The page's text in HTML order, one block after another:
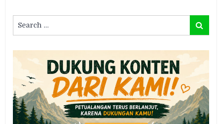
for:
Search